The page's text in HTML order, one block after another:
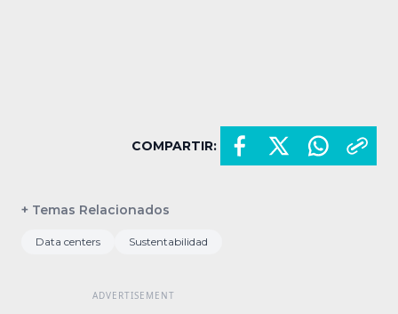
COMPARTIR:
+ Temas Relacionados
Data centers Sustentabilidad